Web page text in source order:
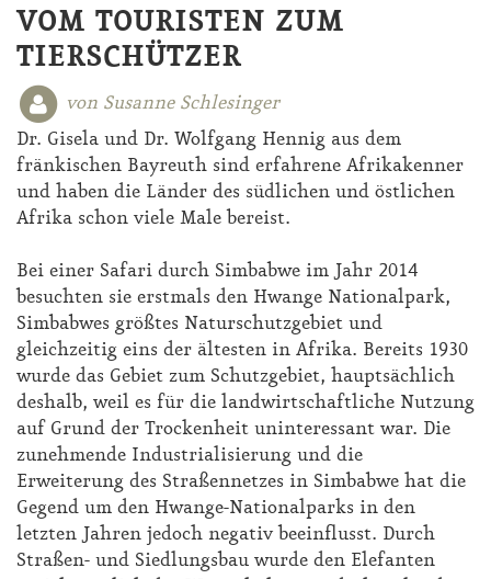
VOM TOURISTEN ZUM
TIERSCHÜTZER
von Susanne Schlesinger
Dr. Gisela und Dr. Wolfgang Hennig aus dem
fränkischen Bayreuth sind erfahrene Afrikakenner
und haben die Länder des südlichen und östlichen
Afrika schon viele Male bereist.
Bei einer Safari durch Simbabwe im Jahr 2014
besuchten sie erstmals den Hwange Nationalpark,
Simbabwes größtes Naturschutzgebiet und
gleichzeitig eins der ältesten in Afrika. Bereits 1930
wurde das Gebiet zum Schutzgebiet, hauptsächlich
deshalb, weil es für die landwirtschaftliche Nutzung
auf Grund der Trockenheit uninteressant war. Die
zunehmende Industrialisierung und die
Erweiterung des Straßennetzes in Simbabwe hat die
Gegend um den Hwange-Nationalparks in den
letzten Jahren jedoch negativ beeinflusst. Durch
Straßen- und Siedlungsbau wurde den Elefanten